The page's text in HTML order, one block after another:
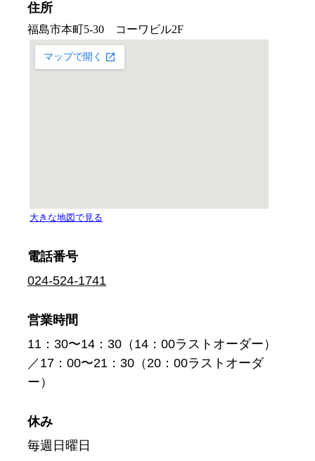
住所
電話番号
024-524-1741
営業時間
11：30〜14：30（14：00ラストオーダー）
／17：00〜21：30（20：00ラストオーダ
ー）
休み
毎週日曜日